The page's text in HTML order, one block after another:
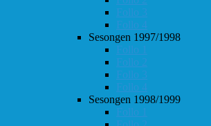
Follo 3
Follo 4
Sesongen 1997/1998
Follo 1
Follo 2
Follo 3
Follo 4
Sesongen 1998/1999
Follo 1